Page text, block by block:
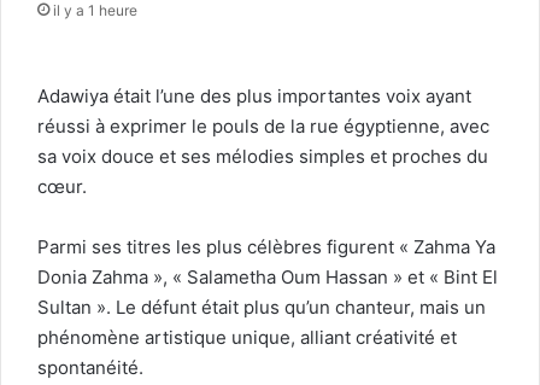
il y a 1 heure
Adawiya était l’une des plus importantes voix ayant
réussi à exprimer le pouls de la rue égyptienne, avec
sa voix douce et ses mélodies simples et proches du
cœur.
Parmi ses titres les plus célèbres figurent « Zahma Ya
Donia Zahma », « Salametha Oum Hassan » et « Bint El
Sultan ». Le défunt était plus qu’un chanteur, mais un
phénomène artistique unique, alliant créativité et
spontanéité.